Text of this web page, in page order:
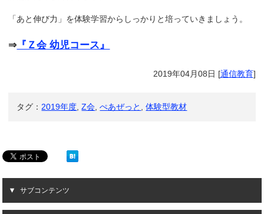
「あと伸び力」を体験学習からしっかりと培っていきましょう。
⇒ 『Ｚ会 幼児コース』
2019年04月08日 [通信教育]
タグ： 2019年度 ,Z会 ,ぺあぜっと ,体験型教材
サブコンテンツ